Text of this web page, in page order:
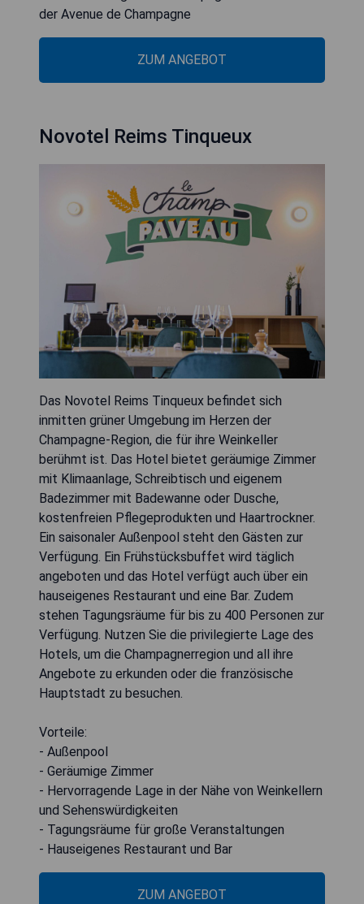
der Avenue de Champagne
ZUM ANGEBOT
Novotel Reims Tinqueux
Das Novotel Reims Tinqueux befindet sich
inmitten grüner Umgebung im Herzen der
Champagne-Region, die für ihre Weinkeller
berühmt ist. Das Hotel bietet geräumige Zimmer
mit Klimaanlage, Schreibtisch und eigenem
Badezimmer mit Badewanne oder Dusche,
kostenfreien Pflegeprodukten und Haartrockner.
Ein saisonaler Außenpool steht den Gästen zur
Verfügung. Ein Frühstücksbuffet wird täglich
angeboten und das Hotel verfügt auch über ein
hauseigenes Restaurant und eine Bar. Zudem
stehen Tagungsräume für bis zu 400 Personen zur
Verfügung. Nutzen Sie die privilegierte Lage des
Hotels, um die Champagnerregion und all ihre
Angebote zu erkunden oder die französische
Hauptstadt zu besuchen.
Vorteile:
- Außenpool
- Geräumige Zimmer
- Hervorragende Lage in der Nähe von Weinkellern
und Sehenswürdigkeiten
- Tagungsräume für große Veranstaltungen
- Hauseigenes Restaurant und Bar
ZUM ANGEBOT